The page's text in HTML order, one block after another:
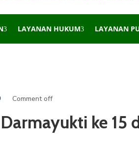
LAYANAN HUKUM LAYANAN
Comment off
ke 15